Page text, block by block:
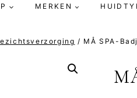
MERKEN
/ MÅ SPA-